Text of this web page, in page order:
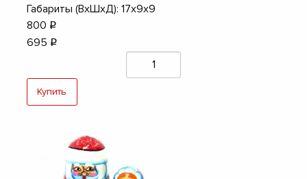
Габариты (ВхШхД): 17х9х9
800 q
695 q
Купить